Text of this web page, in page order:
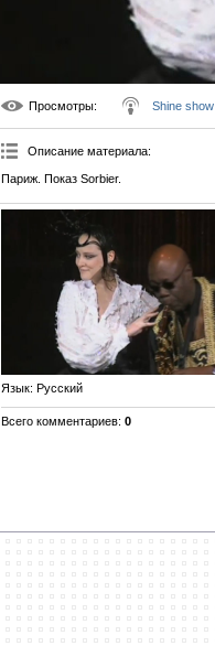
Просмотры: Shine show
Описание материала:
Париж. Показ Sorbier.
Язык: Русский
Всего комментариев: 0